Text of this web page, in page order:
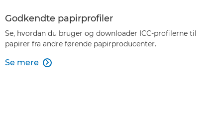
Godkendte papirprofiler
Se, hvordan du bruger og downloader ICC-profilerne til
papirer fra andre førende papirproducenter.
Se mere 